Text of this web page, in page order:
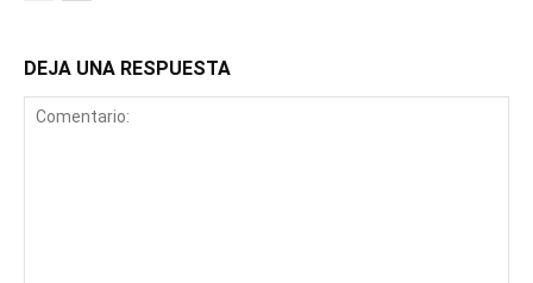
DEJA UNA RESPUESTA